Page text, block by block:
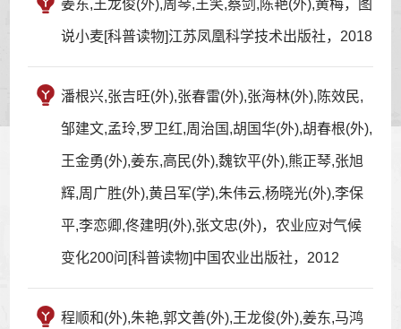
姜东,王龙俊(外),周琴,王笑,蔡剑,陈艳(外),黄梅，图
说小麦[科普读物]江苏凤凰科学技术出版社，2018
潘根兴,张吉旺(外),张春雷(外),张海林(外),陈效民,
邹建文,孟玲,罗卫红,周治国,胡国华(外),胡春根(外),
王金勇(外),姜东,高民(外),魏钦平(外),熊正琴,张旭
辉,周广胜(外),黄吕军(学),朱伟云,杨晓光(外),李保
平,李恋卿,佟建明(外),张文忠(外)，农业应对气候
变化200问[科普读物]中国农业出版社，2012
程顺和(外),朱艳,郭文善(外),王龙俊(外),姜东,马鸿